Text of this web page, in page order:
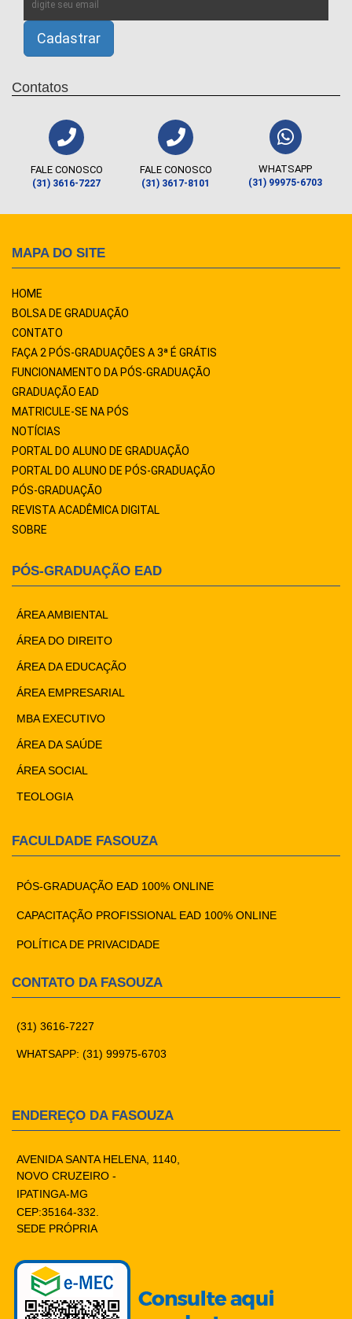
Contatos
FALE CONOSCO
(31) 3616-7227
FALE CONOSCO
(31) 3617-8101
WHATSAPP
(31) 99975-6703
MAPA DO SITE
HOME
BOLSA DE GRADUAÇÃO
CONTATO
FAÇA 2 PÓS-GRADUAÇÕES A 3ª É GRÁTIS
FUNCIONAMENTO DA PÓS-GRADUAÇÃO
GRADUAÇÃO EAD
MATRICULE-SE NA PÓS
NOTÍCIAS
PORTAL DO ALUNO DE GRADUAÇÃO
PORTAL DO ALUNO DE PÓS-GRADUAÇÃO
PÓS-GRADUAÇÃO
REVISTA ACADÊMICA DIGITAL
SOBRE
PÓS-GRADUAÇÃO EAD
ÁREA AMBIENTAL
ÁREA DO DIREITO
ÁREA DA EDUCAÇÃO
ÁREA EMPRESARIAL
MBA EXECUTIVO
ÁREA DA SAÚDE
ÁREA SOCIAL
TEOLOGIA
FACULDADE FASOUZA
PÓS-GRADUAÇÃO EAD 100% ONLINE
CAPACITAÇÃO PROFISSIONAL EAD 100% ONLINE
POLÍTICA DE PRIVACIDADE
CONTATO DA FASOUZA
(31) 3616-7227
WHATSAPP: (31) 99975-6703
ENDEREÇO DA FASOUZA
AVENIDA SANTA HELENA, 1140,
NOVO CRUZEIRO -
IPATINGA-MG
CEP:35164-332.
SEDE PRÓPRIA